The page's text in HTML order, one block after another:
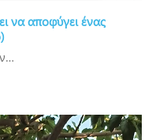
να αποφύγει ένας